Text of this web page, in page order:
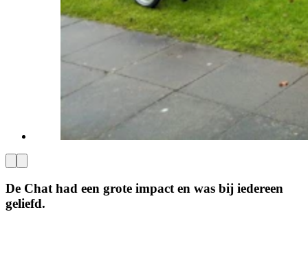
De Chat had een grote impact en was bij iedereen
geliefd.